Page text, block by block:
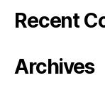
Recent
Archives